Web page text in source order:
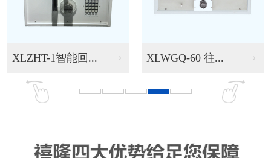
XLZHT-1智能回... XLWGQ-60 往...